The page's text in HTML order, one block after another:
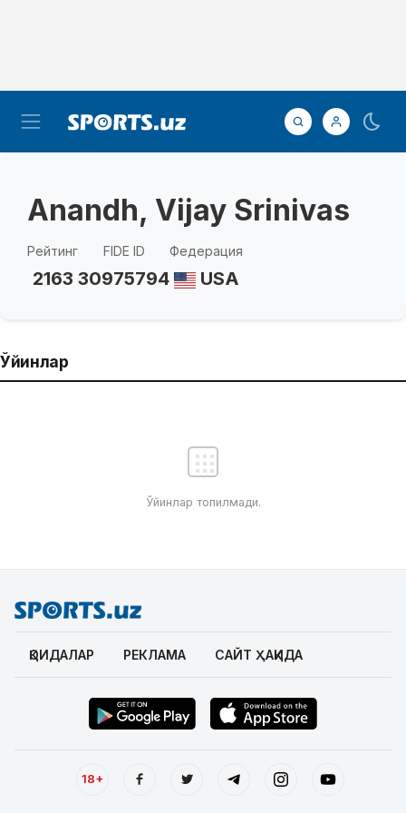
Anandh, Vijay Srinivas
Рейтинг
2163
FIDE ID
30975794
Федерация
USA
Ўйинлар
Ўйинлар топилмади.
ҚОИДАЛАР РЕКЛАМА САЙТ ҲАҚИДА
18+